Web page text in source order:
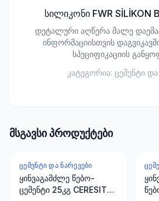
კლიმატური
ტექნიკა
107
პროდუქტი
ხელსაწყოები
30
სამაგრები
20
პროდუქტი
სილიკონი FWR SİLİKON
დეტალური აღწერა მალე
ინფორმაციისთვის
სპეციფიკაციის
კატეგორია: ცემენტი
მსგავსი პროდუქტები
ᲪᲔᲛᲔᲜᲢᲘ ᲓᲐ ᲜᲐᲠᲔᲕᲔᲑᲘ
ყინვაგამძლე წებო-
ცემენტი 25კგ CERESIT